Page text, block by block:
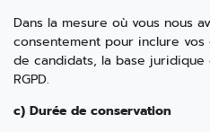
Dans la mesure où vous nous
consentement pour inclure
de candidats, la base
RGPD.
c) Durée de conservation